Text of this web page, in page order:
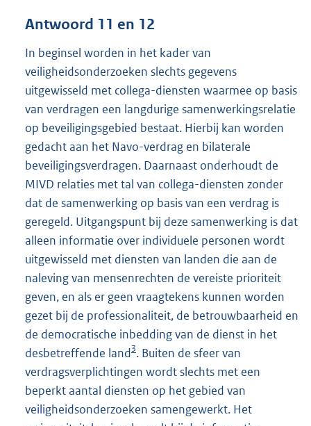
Antwoord 11 en 12
In beginsel worden in het kader van
veiligheidsonderzoeken slechts gegevens
uitgewisseld met collega-diensten waarmee op basis
van verdragen een langdurige samenwerkingsrelatie
op beveiligingsgebied bestaat. Hierbij kan worden
gedacht aan het Navo-verdrag en bilaterale
beveiligingsverdragen. Daarnaast onderhoudt de
MIVD relaties met tal van collega-diensten zonder
dat de samenwerking op basis van een verdrag is
geregeld. Uitgangspunt bij deze samenwerking is dat
alleen informatie over individuele personen wordt
uitgewisseld met diensten van landen die aan de
naleving van mensenrechten de vereiste prioriteit
geven, en als er geen vraagtekens kunnen worden
gezet bij de professionaliteit, de betrouwbaarheid en
de democratische inbedding van de dienst in het
desbetreffende land3. Buiten de sfeer van
verdragsverplichtingen wordt slechts met een
beperkt aantal diensten op het gebied van
veiligheidsonderzoeken samengewerkt. Het